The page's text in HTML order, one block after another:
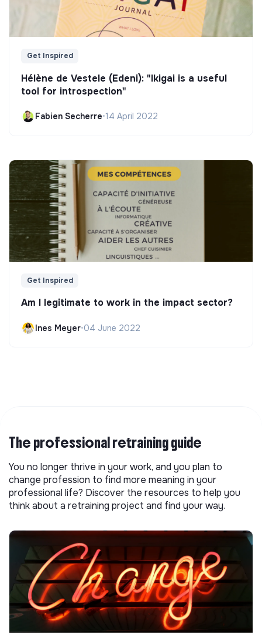
Get Inspired
Hélène de Vestele (Edeni): "Ikigai is a useful
tool for introspection"
Fabien Secherre•14 April 2022
Get Inspired
Am I legitimate to work in the impact sector?
Ines Meyer•04 June 2022
The professional retraining guide
You no longer thrive in your work, and you plan to
change profession to find more meaning in your
professional life? Discover the resources to help you
think about a retraining project and find your way.